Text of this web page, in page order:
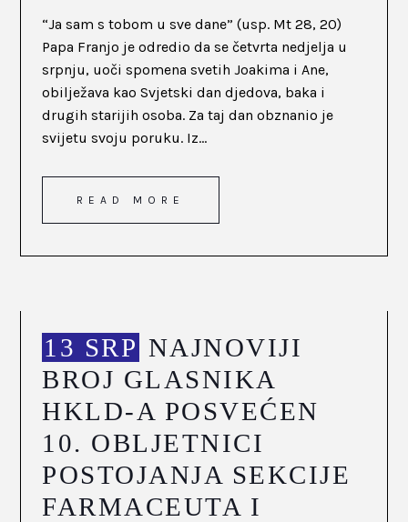
“Ja sam s tobom u sve dane” (usp. Mt 28, 20)
Papa Franjo je odredio da se četvrta nedjelja u
srpnju, uoči spomena svetih Joakima i Ane,
obilježava kao Svjetski dan djedova, baka i
drugih starijih osoba. Za taj dan obznanio je
svijetu svoju poruku. Iz...
READ MORE
13 SRP NAJNOVIJI
BROJ GLASNIKA
HKLD-A POSVEĆEN
10. OBLJETNICI
POSTOJANJA SEKCIJE
FARMACEUTA I